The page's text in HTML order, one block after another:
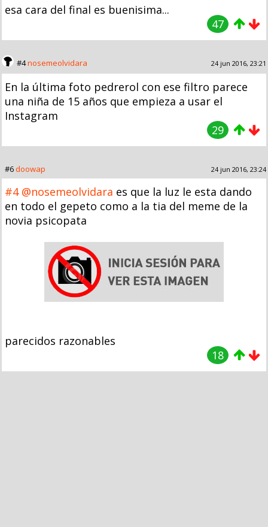
esa cara del final es buenisima...
47
#4nosemeolvidara 24 jun 2016, 23:21
En la última foto pedrerol con ese filtro parece
una niña de 15 años que empieza a usar el
Instagram
29
#6doowap 24 jun 2016, 23:24
#4 @nosemeolvidara es que la luz le esta dando
en todo el gepeto como a la tia del meme de la
novia psicopata
parecidos razonables
18